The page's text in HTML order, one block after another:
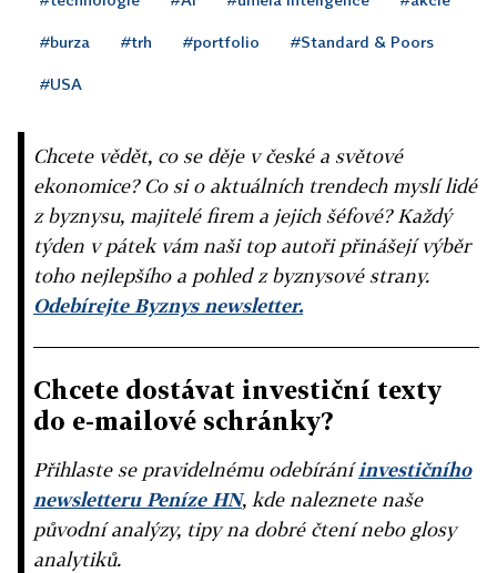
#burza #trh #portfolio #Standard & Poors
#USA
Chcete vědět, co se děje v české a světové
ekonomice? Co si o aktuálních trendech myslí lidé
z byznysu, majitelé firem a jejich šéfové? Každý
týden v pátek vám naši top autoři přinášejí výběr
toho nejlepšího a pohled z byznysové strany.
Odebírejte Byznys newsletter.
Chcete dostávat investiční texty
do e-mailové schránky?
Přihlaste se pravidelnému odebíráníinvestičního
newsletteru Peníze HN, kde naleznete naše
původní analýzy, tipy na dobré čtení nebo glosy
analytiků.